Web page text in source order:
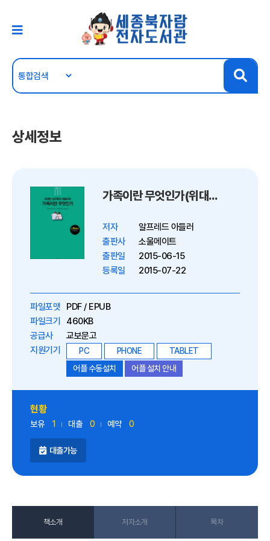
상세정보
가족이란 무엇인가(위대한 심리학자 아들러의)(위대한 심리학자 아들러의)
저자
알프레드 아들러
출판사
소울메이트
출판일
2015-06-15
등록일
2015-07-22
파일포맷
PDF / EPUB
파일크기
460KB
공급사
교보문고
지원기기
PC PHONE
TABLET
어플 수동설치
어플 설치 안내
현황
보유 1 대출 0 예약 0
대출가능
책소개 저자소개 목차